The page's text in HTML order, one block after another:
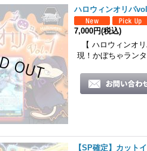
ハロウィンオリパ
7,000円(税込)
【 ハロウィンオ
現！かぼちゃラン
【SP確定】カット